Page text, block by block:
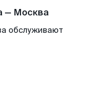
— Москва
обслуживают